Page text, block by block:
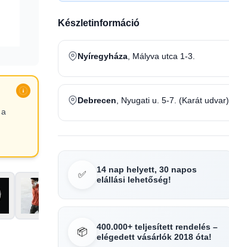
Készletinformáció
Nyíregyháza , Mályva utca 1-3.
Debrecen , Nyugati u. 5-7. (Karát udvar)
✅
14 nap helyett, 30 napos
elállási lehetőség!
📦
400.000+ teljesített rendelés –
elégedett vásárlók 2018 óta!